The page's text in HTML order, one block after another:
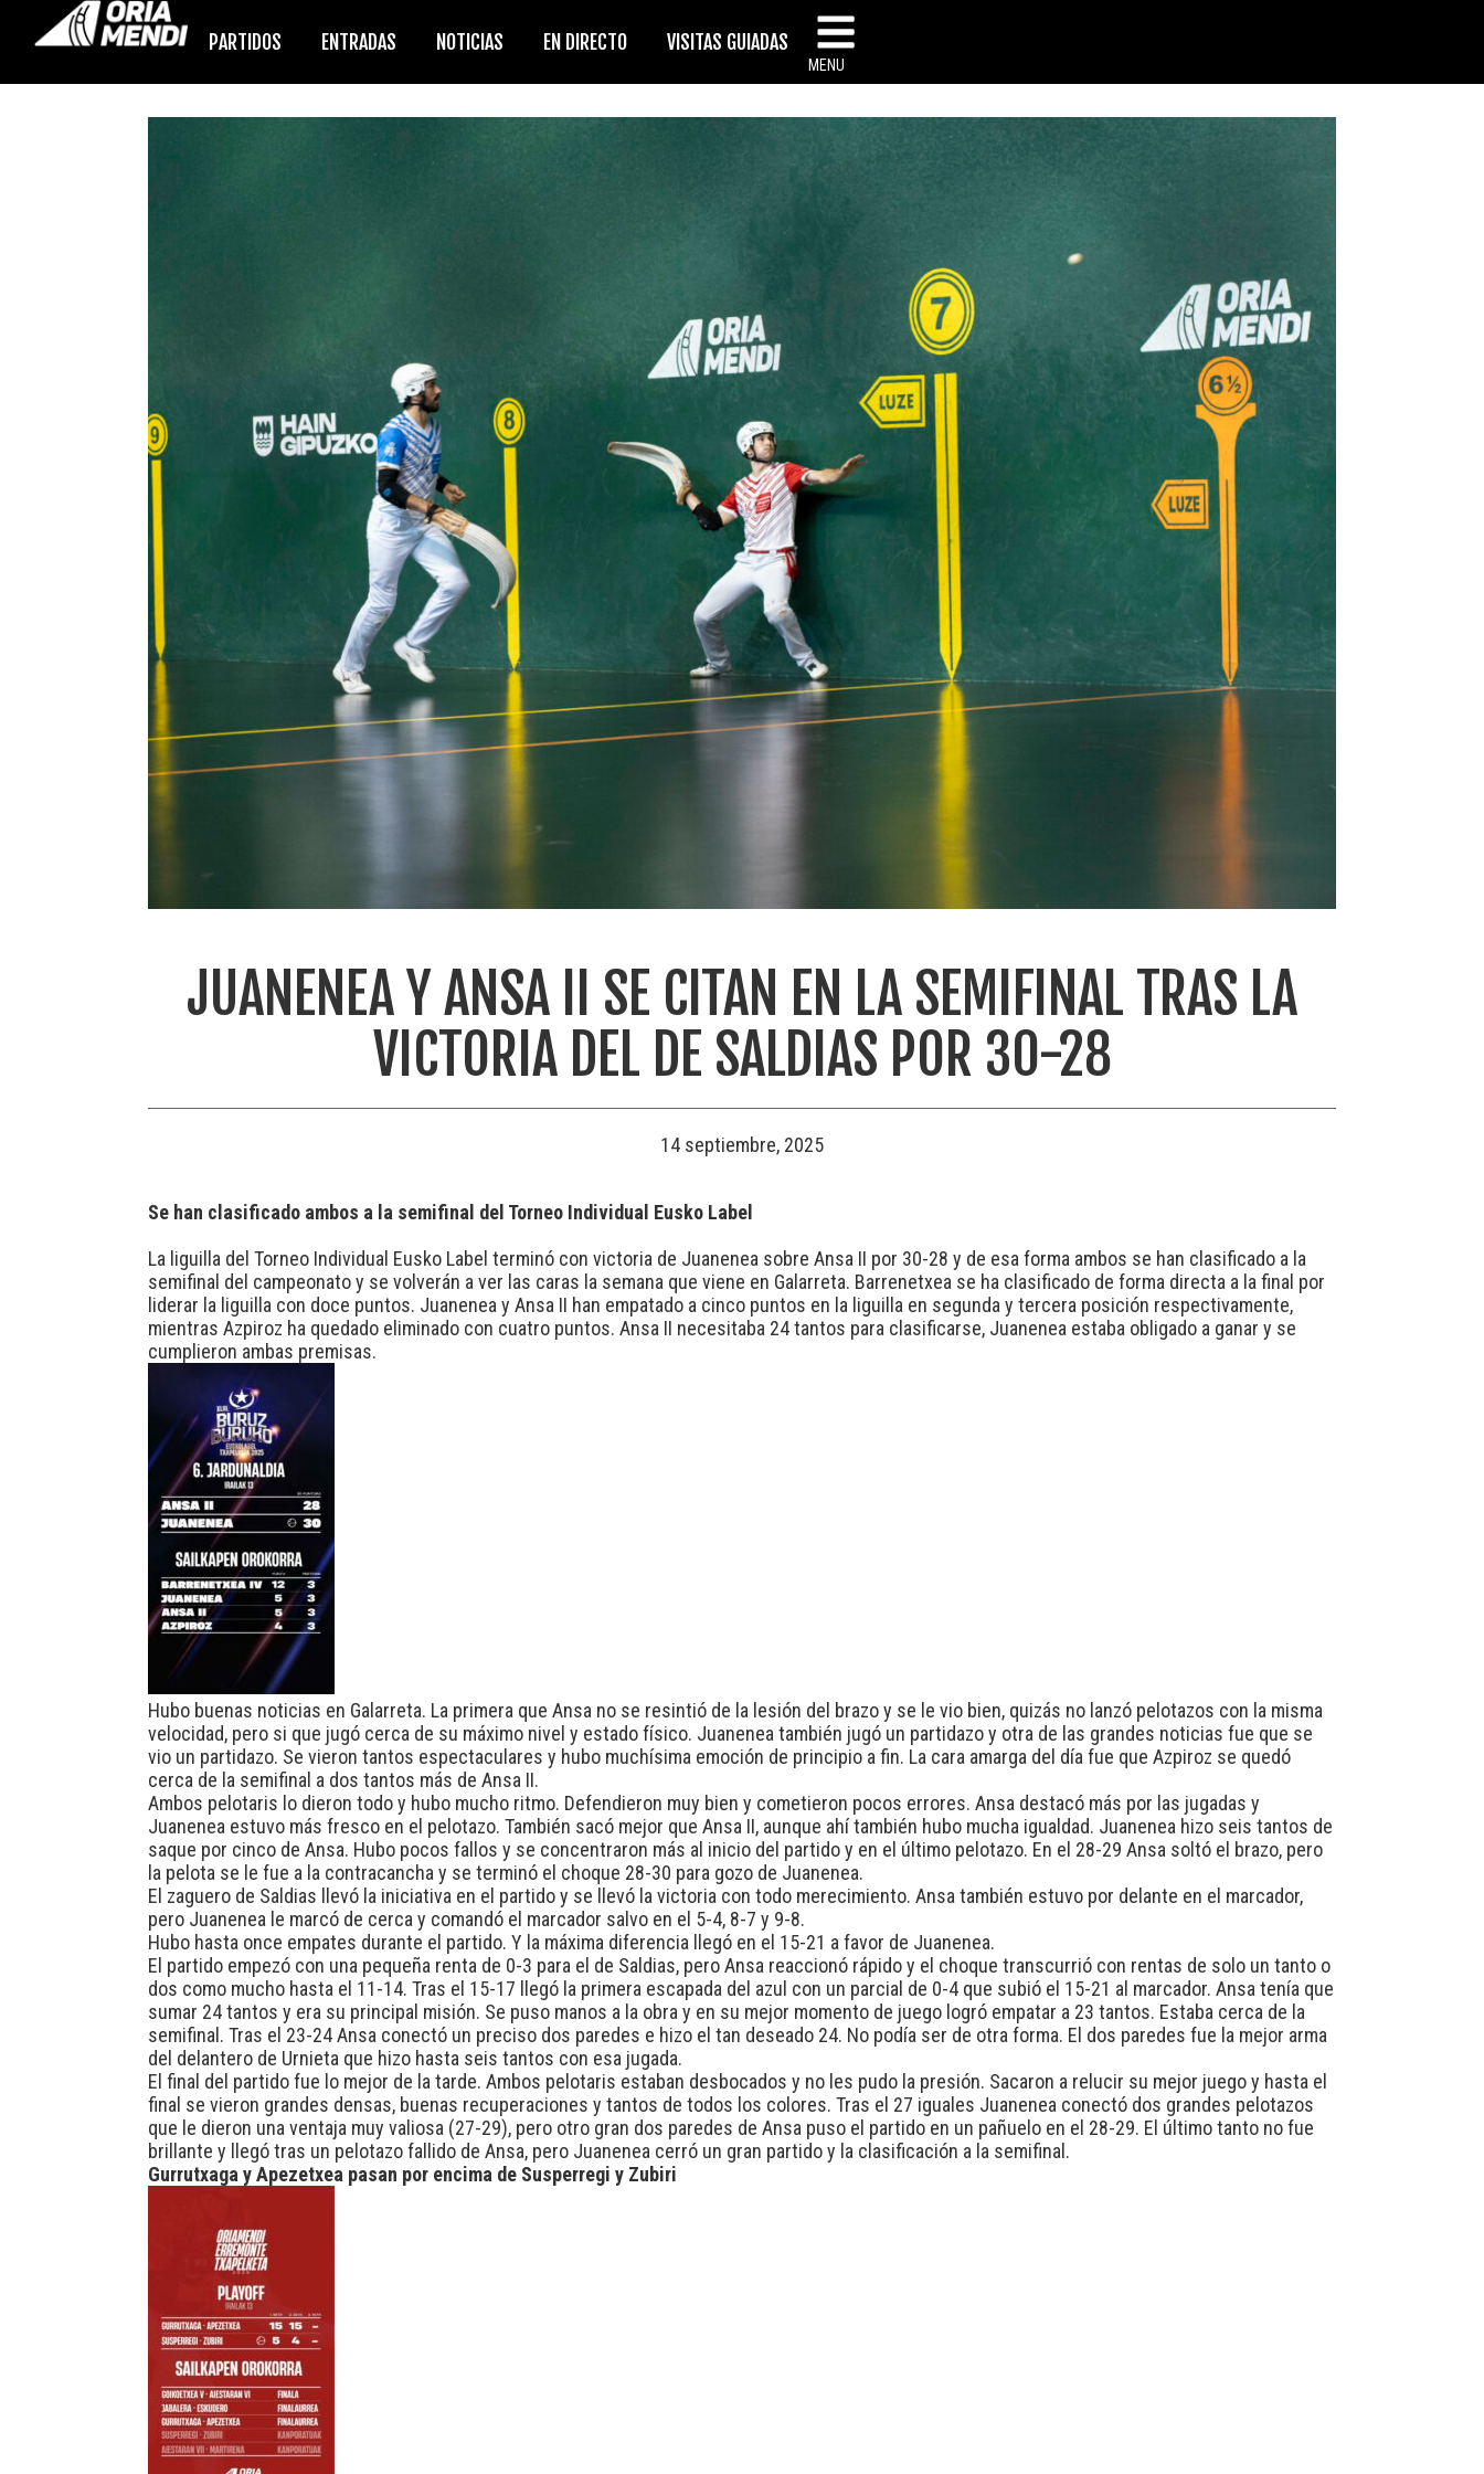
PARTIDOS ENTRADAS NOTICIAS EN DIRECTO VISITAS GUIADAS
MENU
JUANENEA Y ANSA II SE CITAN EN LA SEMIFINAL TRAS LA
VICTORIA DEL DE SALDIAS POR 30-28
14 septiembre, 2025
Se han clasificado ambos a la semifinal del Torneo Individual Eusko Label
La liguilla del Torneo Individual Eusko Label terminó con victoria de Juanenea sobre Ansa II por 30-28 y de esa forma ambos se han clasificado a la
semifinal del campeonato y se volverán a ver las caras la semana que viene en Galarreta. Barrenetxea se ha clasificado de forma directa a la final por
liderar la liguilla con doce puntos. Juanenea y Ansa II han empatado a cinco puntos en la liguilla en segunda y tercera posición respectivamente,
mientras Azpiroz ha quedado eliminado con cuatro puntos. Ansa II necesitaba 24 tantos para clasificarse, Juanenea estaba obligado a ganar y se
cumplieron ambas premisas.
Hubo buenas noticias en Galarreta. La primera que Ansa no se resintió de la lesión del brazo y se le vio bien, quizás no lanzó pelotazos con la misma
velocidad, pero si que jugó cerca de su máximo nivel y estado físico. Juanenea también jugó un partidazo y otra de las grandes noticias fue que se
vio un partidazo. Se vieron tantos espectaculares y hubo muchísima emoción de principio a fin. La cara amarga del día fue que Azpiroz se quedó
cerca de la semifinal a dos tantos más de Ansa II.
Ambos pelotaris lo dieron todo y hubo mucho ritmo. Defendieron muy bien y cometieron pocos errores. Ansa destacó más por las jugadas y
Juanenea estuvo más fresco en el pelotazo. También sacó mejor que Ansa II, aunque ahí también hubo mucha igualdad. Juanenea hizo seis tantos de
saque por cinco de Ansa. Hubo pocos fallos y se concentraron más al inicio del partido y en el último pelotazo. En el 28-29 Ansa soltó el brazo, pero
la pelota se le fue a la contracancha y se terminó el choque 28-30 para gozo de Juanenea.
El zaguero de Saldias llevó la iniciativa en el partido y se llevó la victoria con todo merecimiento. Ansa también estuvo por delante en el marcador,
pero Juanenea le marcó de cerca y comandó el marcador salvo en el 5-4, 8-7 y 9-8.
Hubo hasta once empates durante el partido. Y la máxima diferencia llegó en el 15-21 a favor de Juanenea.
El partido empezó con una pequeña renta de 0-3 para el de Saldias, pero Ansa reaccionó rápido y el choque transcurrió con rentas de solo un tanto o
dos como mucho hasta el 11-14. Tras el 15-17 llegó la primera escapada del azul con un parcial de 0-4 que subió el 15-21 al marcador. Ansa tenía que
sumar 24 tantos y era su principal misión. Se puso manos a la obra y en su mejor momento de juego logró empatar a 23 tantos. Estaba cerca de la
semifinal. Tras el 23-24 Ansa conectó un preciso dos paredes e hizo el tan deseado 24. No podía ser de otra forma. El dos paredes fue la mejor arma
del delantero de Urnieta que hizo hasta seis tantos con esa jugada.
El final del partido fue lo mejor de la tarde. Ambos pelotaris estaban desbocados y no les pudo la presión. Sacaron a relucir su mejor juego y hasta el
final se vieron grandes densas, buenas recuperaciones y tantos de todos los colores. Tras el 27 iguales Juanenea conectó dos grandes pelotazos
que le dieron una ventaja muy valiosa (27-29), pero otro gran dos paredes de Ansa puso el partido en un pañuelo en el 28-29. El último tanto no fue
brillante y llegó tras un pelotazo fallido de Ansa, pero Juanenea cerró un gran partido y la clasificación a la semifinal.
Gurrutxaga y Apezetxea pasan por encima de Susperregi y Zubiri